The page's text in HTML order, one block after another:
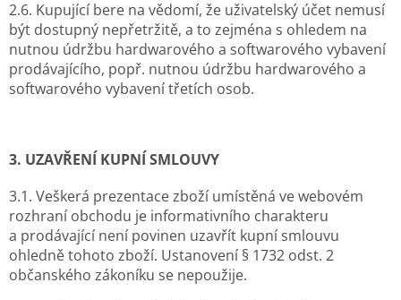
2.6. Kupující bere na vědomí, že uživatelský účet nemusí
být dostupný nepřetržitě, a to zejména s ohledem na
nutnou údržbu hardwarového a softwarového vybavení
prodávajícího, popř. nutnou údržbu hardwarového a
softwarového vybavení třetích osob.
3. UZAVŘENÍ KUPNÍ SMLOUVY
3.1. Veškerá prezentace zboží umístěná ve webovém
rozhraní obchodu je informativního charakteru
a prodávající není povinen uzavřít kupní smlouvu
ohledně tohoto zboží. Ustanovení § 1732 odst. 2
občanského zákoníku se nepoužije.